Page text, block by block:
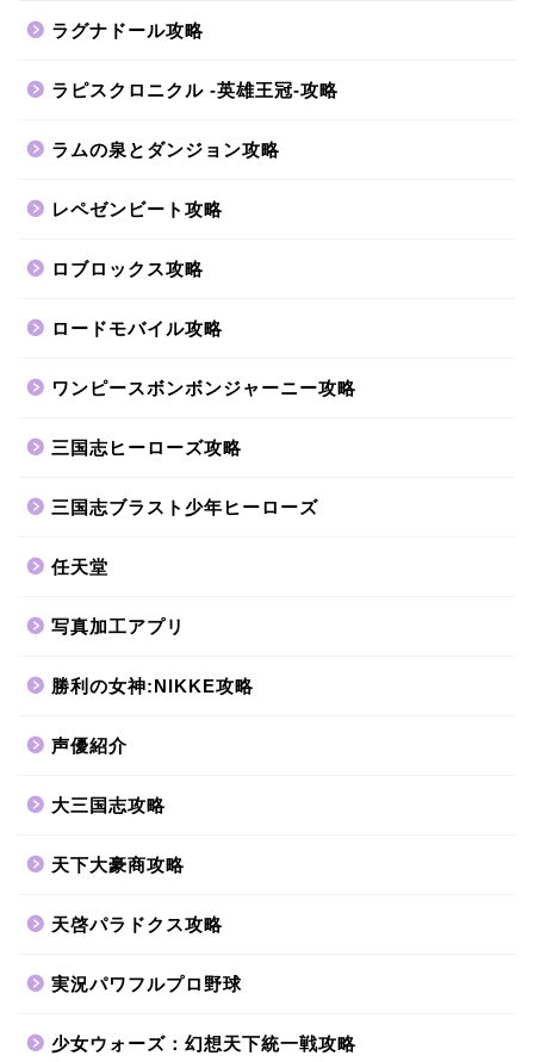
ラグナドール攻略
ラピスクロニクル -英雄王冠-攻略
ラムの泉とダンジョン攻略
レペゼンビート攻略
ロブロックス攻略
ロードモバイル攻略
ワンピースボンボンジャーニー攻略
三国志ヒーローズ攻略
三国志ブラスト少年ヒーローズ
任天堂
写真加工アプリ
勝利の女神:NIKKE攻略
声優紹介
大三国志攻略
天下大豪商攻略
天啓パラドクス攻略
実況パワフルプロ野球
少女ウォーズ：幻想天下統一戦攻略